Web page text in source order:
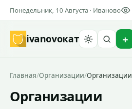
Понедельник, 10 Августа · Иваново
ivanovoкат
Главная/Организации/Организации
Организации